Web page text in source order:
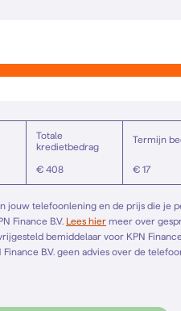
Totale
kredietbedrag
€ 408
Termijn
€ 17
jouw telefoonlening en de prijs die je
Finance B.V. Lees hier
Finance B.V. geen advies over de